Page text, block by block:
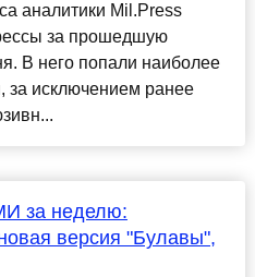
аналитики Mil.Press
за прошедшую
В него попали наиболее
за исключением ранее
за неделю:
версия "Булавы",